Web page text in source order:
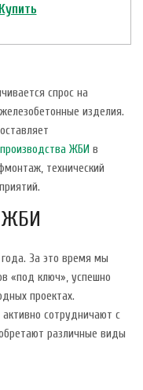
Купить
спрос на
изделия.
ЖБИ в
технический
ЖБИ
За это время мы
«под ключ», успешно
проектах.
сотрудничают с
различные виды